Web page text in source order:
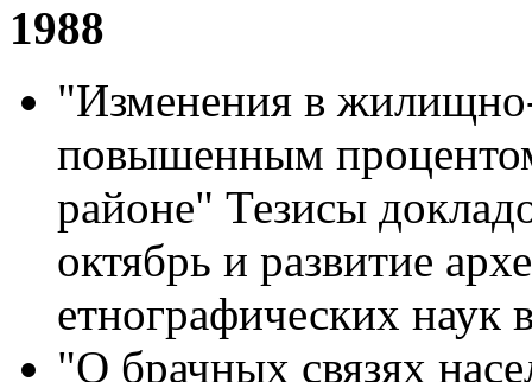
1988
"Изменения в
повышенным
районе" Тезисы
октябрь и развитие
етнографических наук
"О брачных связях